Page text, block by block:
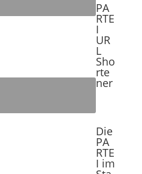
PA
RTE
I
UR
L
Sho
rte
ner
Die
PA
RTE
I im